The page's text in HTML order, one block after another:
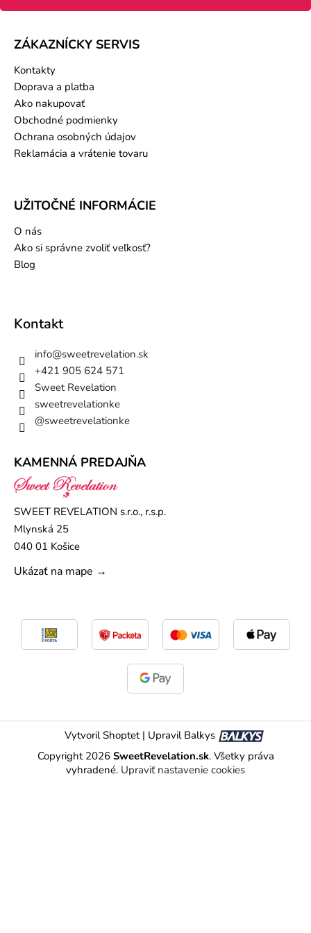
ZÁKAZNÍCKY SERVIS
Kontakty
Doprava a platba
Ako nakupovať
Obchodné podmienky
Ochrana osobných údajov
Reklamácia a vrátenie tovaru
UŽITOČNÉ INFORMÁCIE
O nás
Ako si správne zvoliť veľkosť?
Blog
Kontakt
info@sweetrevelation.sk
+421 905 624 571
Sweet Revelation
sweetrevelationke
@sweetrevelationke
KAMENNÁ PREDAJŇA
SWEET REVELATION s.r.o., r.s.p.
Mlynská 25
040 01 Košice
Ukázať na mape →
Vytvoril Shoptet | Upravil Balkys
Copyright 2026 SweetRevelation.sk. Všetky práva
vyhradené. Upraviť nastavenie cookies